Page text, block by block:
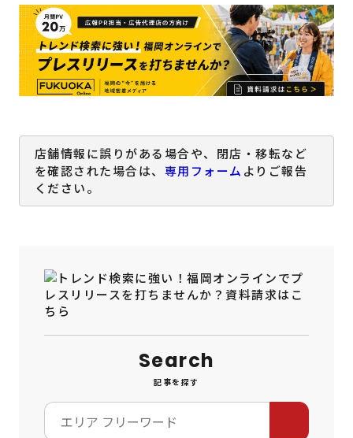
店舗情報に誤りがある場合や、閉店・移転など
を確認された場合は、 専用フォーム よりご報告
ください。
Search
記事を探す